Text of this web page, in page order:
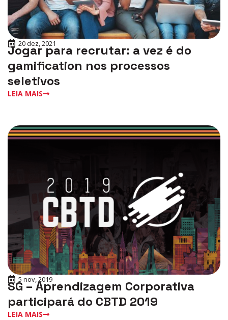
20 dez, 2021
Jogar para recrutar: a vez é do
gamification nos processos
seletivos
LEIA MAIS
5 nov, 2019
SG – Aprendizagem Corporativa
participará do CBTD 2019
LEIA MAIS